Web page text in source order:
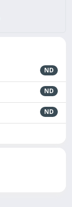
ND
ND
ND